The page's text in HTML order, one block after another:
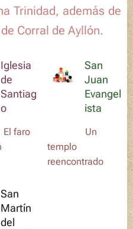
Trinidad, además de
Corral de Ayllón.
Iglesia
de
Santiag
o
San
Juan
Evangel
ista
Un
templo
reencontrado
San
Martín
del